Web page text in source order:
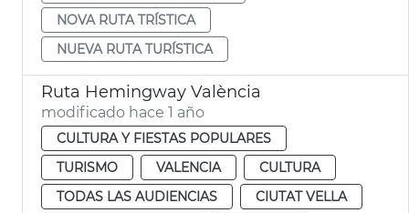
NOVA RUTA TRÍSTICA
NUEVA RUTA TURÍSTICA
Ruta Hemingway València
modificado hace 1 año
CULTURA Y FIESTAS POPULARES
TURISMO
VALENCIA
CULTURA
TODAS LAS AUDIENCIAS
CIUTAT VELLA